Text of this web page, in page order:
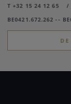
T +32 15 24 12 65 /
BE0421.672.262 --